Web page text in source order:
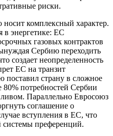
риски.
комплексный характер.
в энергетике: ЕС
газовых контрактов
Сербию переходить
создает неопределенность
ЕС на транзит
поставил страну в сложное
потребностей Сербии
Параллельно Евросоюз
соглашение о
вступления в ЕС, что
системы преференций.